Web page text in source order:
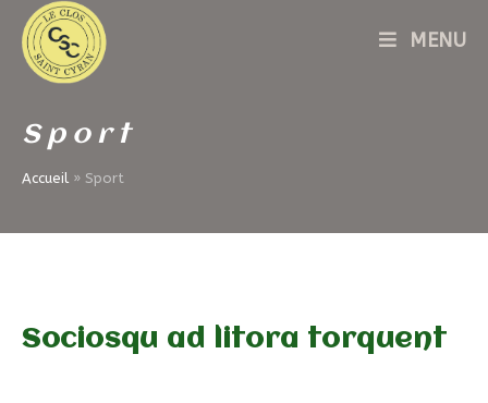
content
MENU
Sport
Accueil » Sport
Sociosqu ad litora torquent